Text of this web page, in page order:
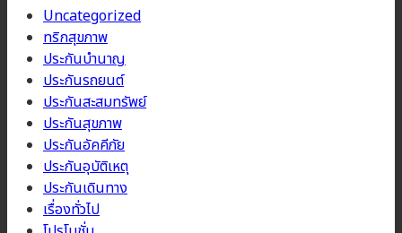
Uncategorized
ทริกสุขภาพ
ประกันบำนาญ
ประกันรถยนต์
ประกันสะสมทรัพย์
ประกันสุขภาพ
ประกันอัคคีภัย
ประกันอุบัติเหตุ
ประกันเดินทาง
เรื่องทั่วไป